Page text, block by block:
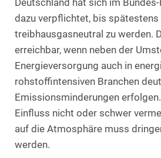
Deutschland hat sich im
dazu verpflichtet, bis spätestens
treibhausgasneutral zu werden.
erreichbar, wenn neben der
Energieversorgung auch in
rohstoffintensiven Branchen
Emissionsminderungen
Einfluss nicht oder schwer
auf die Atmosphäre muss
werden.